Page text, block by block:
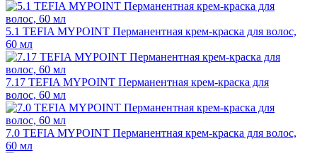
5.1 TEFIA MYPOINT Перманентная крем-краска для волос,
60 мл
7.17 TEFIA MYPOINT Перманентная крем-краска для
волос, 60 мл
7.0 TEFIA MYPOINT Перманентная крем-краска для волос,
60 мл